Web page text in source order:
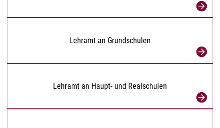
Lehramt an Grundschulen
Lehramt an Haupt- und Realschulen